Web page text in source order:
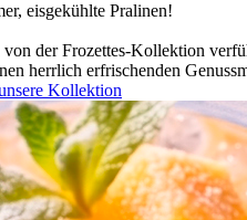
eisgekühlte Pralinen!
von der Frozettes-Kollektion
herrlich erfrischenden
Kollektion